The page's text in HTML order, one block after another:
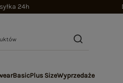
24h
BasicPlus SizeWyprzedaże